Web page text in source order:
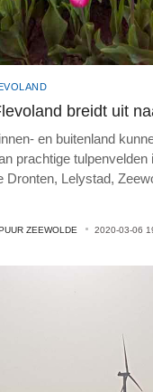
breidt uit
en buitenland
prachtige tulpenvelden
Dronten, Lelystad,
ZEEWOLDE 2020-03-06